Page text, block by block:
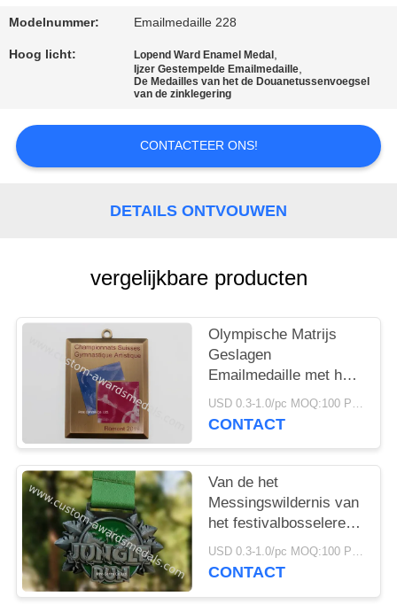
GEVALLEN
PRIVACY
Modelnummer: Emailmedaille 228
Hoog licht: Lopend Ward Enamel Medal ,
Ijzer Gestempelde Emailmedaille,
De Medailles van het de Douanetussenvoegsel
van de zinklegering
CONTACTEER ONS!
DETAILS ONTVOUWEN
vergelijkbare producten
Olympische Matrijs
Geslagen
Emailmedaille met het
Embleem van de
Compensatiedruk
USD 0.3-1.0/pc MOQ:100 PCs per ontwerp
CONTACT
Van de het
Messingswildernis van
het festivalbosseleren
de Medailles van de de
Looppastoekenning
USD 0.3-1.0/pc MOQ:100 PCs per ontwerp
CONTACT